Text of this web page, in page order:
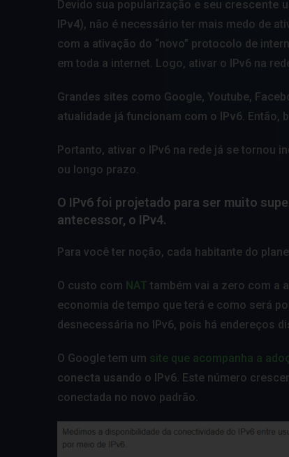
Devido sua popularização e seu crescente
IPv4), não é necessário ter mais medo de
com a ativação do “novo” protocolo de
em toda a internet. Logo, ativar o IPv6 na
Grandes sites como Google, Youtube,
atualidade já funcionam com o IPv6 .
Portanto, ativar o IPv6 na rede já se tornou
ou longo prazo.
O IPv6 foi projetado para ser muito
antecessor, o IPv4.
Para você ter noção, cada habitante do
O custo com NAT também vai a zero com a
economia de tempo que terá e como será
desnecessária no IPv6, pois há endereços
O Google tem um site que acompanha a
conecta usando o IPv6 . Este número
conectada no novo padrão.